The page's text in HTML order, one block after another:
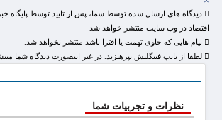
دیدگاه های ارسال شده توسط شما، پس از تایید توسط پایگاه
اقتصاد در وب سایت منتشر خواهد شد
پیام هایی که حاوی تهمت یا افترا باشد منتشر نخواهد شد.
لطفا از تایپ فینگلیش بپرهیزید. در غیر اینصورت دیدگاه شما
نظرات و تجربیات شما